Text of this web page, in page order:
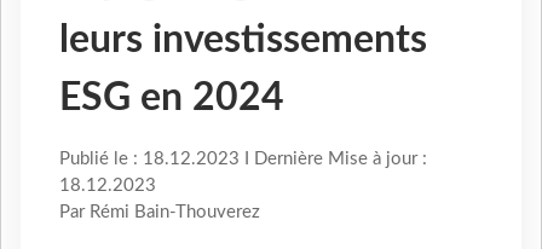
leurs investissements
ESG en 2024
Publié le : 18.12.2023 I Dernière Mise à jour :
18.12.2023
Par Rémi Bain-Thouverez